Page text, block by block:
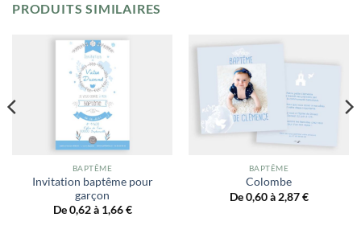
PRODUITS SIMILAIRES
BAPTÊME
Invitation baptême pour
garçon
De 0,62 à 1,66€
BAPTÊME
Colombe
De 0,60 à 2,87€